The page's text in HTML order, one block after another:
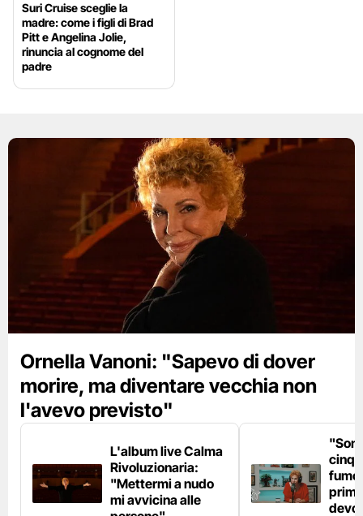
Suri Cruise sceglie la
madre: come i figli di Brad
Pitt e Angelina Jolie,
rinuncia al cognome del
padre
Ornella Vanoni: "Sapevo di dover
morire, ma diventare vecchia non
l'avevo previsto"
L'album live Calma
Rivoluzionaria:
"Mettermi a nudo
mi avvicina alle
fumo
devo